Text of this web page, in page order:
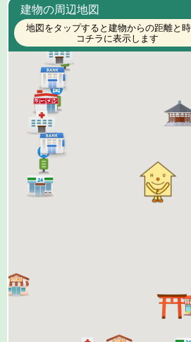
建物の周辺地図
地図をタップすると建物からの距離と
コチラに表示します